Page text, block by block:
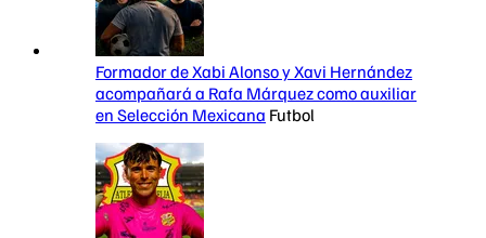
Formador de Xabi Alonso y Xavi Hernández
acompañará a Rafa Márquez como auxiliar
en Selección Mexicana Futbol